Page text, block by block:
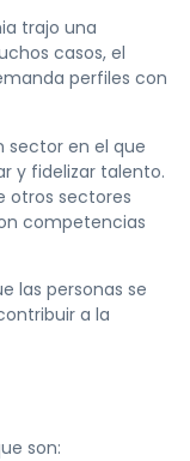
trajo una
casos, el
perfiles con
sector en el que
y fidelizar talento.
otros sectores
competencias
las personas se
a la
son: